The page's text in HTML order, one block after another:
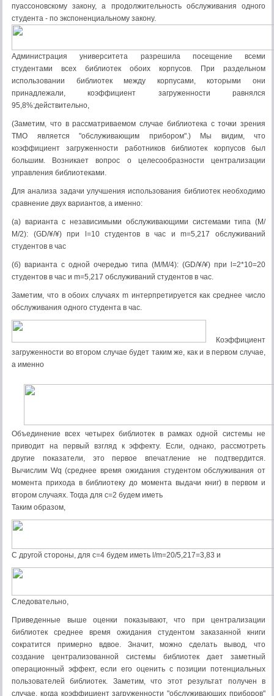
пуассоновскому закону, а продолжительность обслуживания одного
студента - по экспоненциальному закону.
Администрация университета разрешила посещение всеми
студентами всех библиотек обоих корпусов. При раздельном
использовании библиотек между корпусами, которыми они
принадлежали, коэффициент загруженности равнялся
95,8%:действительно,
(Заметим, что в рассматриваемом случае библиотека с точки зрения
ТМО является "обслуживающим прибором".) Мы видим, что
коэффициент загруженности работников библиотек корпусов был
большим. Возникает вопрос о целесообразности централизации
управления библиотеками.
Для анализа задачи улучшения использования библиотек необходимо
сравнение двух вариантов, а именно:
(а) варианта с независимыми обслуживающими системами типа (М/
М/2): (GD/¥/¥) при l=10 студентов в час и m=5,217 обслуживаний
студентов в час
(б) варианта с одной очередью типа (М/М/4): (GD/¥/¥) при l=2*10=20
студентов в час и m=5,217 обслуживаний студентов в час.
Заметим, что в обоих случаях m интерпретируется как среднее число
обслуживания одного студента в час.
Коэффициент
загруженности во втором случае будет таким же, как и в первом случае,
а именно
Объединение всех четырех библиотек в рамках одной системы не
приводит на первый взгляд к эффекту. Если, однако, рассмотреть
другие показатели, это первое впечатление не подтвердится.
Вычислим Wq (среднее время ожидания студентом обслуживания от
момента прихода в библиотеку до момента выдачи книг) в первом и
втором случаях. Тогда для с=2 будем иметь
Таким образом,
С другой стороны, для с=4 будем иметь l/m=20/5,217=3,83 и
Следовательно,
Приведенные выше оценки показывают, что при централизации
библиотек среднее время ожидания студентом заказанной книги
сократится примерно вдвое. Значит, можно сделать вывод, что
создание централизованной системы библиотек дает заметный
операционный эффект, если его оценить с позиции потенциальных
пользователей библиотек. Заметим, что этот результат получен в
случае, когда коэффициент загруженности "обслуживающих приборов"